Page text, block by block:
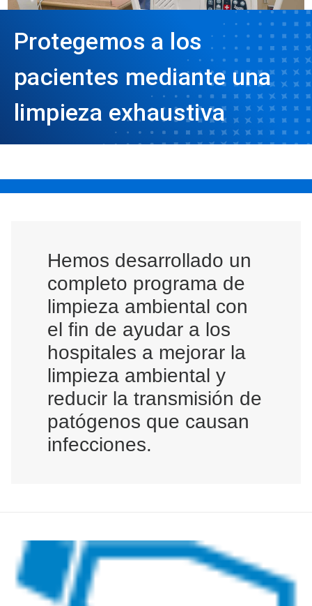
Protegemos a los
pacientes mediante una
limpieza exhaustiva
Hemos desarrollado un
completo programa de
limpieza ambiental con
el fin de ayudar a los
hospitales a mejorar la
limpieza ambiental y
reducir la transmisión de
patógenos que causan
infecciones.